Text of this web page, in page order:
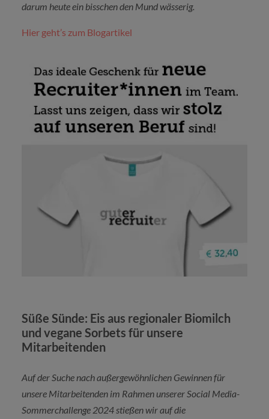
darum heute ein bisschen den Mund wässerig.
Hier geht’s zum Blogartikel
Süße Sünde: Eis aus regionaler Biomilch
und vegane Sorbets für unsere
Mitarbeitenden
Auf der Suche nach außergewöhnlichen Gewinnen für
unsere Mitarbeitenden im Rahmen unserer Social Media-
Sommerchallenge 2024 stießen wir auf die